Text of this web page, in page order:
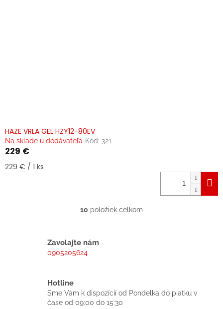
HAZE VRLA GEL HZY12-80EV
Na sklade u dodávateľa Kód: 321
229 €
Jednotková
229 € / 1 ks
O
e
p
10 položiek celkom
Zavolajte nám
0905205624
Hotline
Sme Vám k dispozícií od Pondelka do piatku v
čase od 09:00 do 15:30